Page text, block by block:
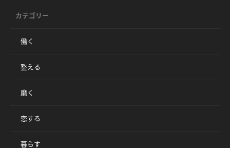
カテゴリー
働く
整える
磨く
恋する
暮らす